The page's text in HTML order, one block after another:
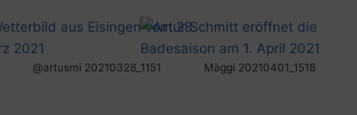
@artusmi 20210328_1151 Mäggi 20210401_1518